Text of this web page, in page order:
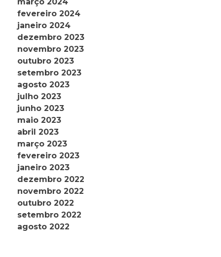
fevereiro 2024
janeiro 2024
dezembro 2023
novembro 2023
outubro 2023
setembro 2023
agosto 2023
julho 2023
junho 2023
maio 2023
abril 2023
março 2023
fevereiro 2023
janeiro 2023
dezembro 2022
novembro 2022
outubro 2022
setembro 2022
agosto 2022